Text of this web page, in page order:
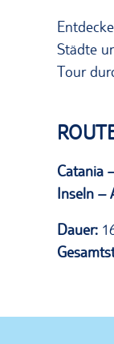
Städte
Tour
Catania
Inseln –
Dauer: